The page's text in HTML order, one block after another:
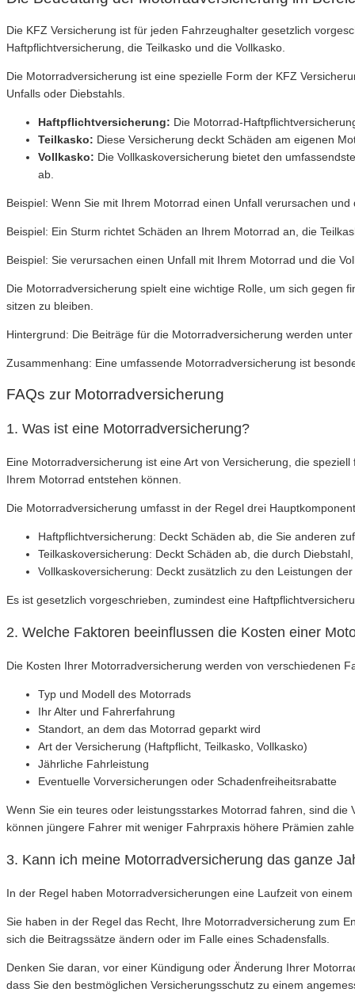
Die KFZ Versicherung ist für jeden Fahrzeughalter gesetzlich
Haftpflichtversicherung, die Teilkasko und die Vollkasko.
Die Motorradversicherung ist eine spezielle Form der KFZ
Unfalls oder Diebstahls.
Haftpflichtversicherung: Die Motorrad-
Teilkasko: Diese Versicherung deckt Schäden am eigenen
Vollkasko: Die Vollkaskoversicherung bietet den
ab.
Beispiel: Wenn Sie mit Ihrem Motorrad einen Unfall verursachen
Beispiel: Ein Sturm richtet Schäden an Ihrem Motorrad an, die
Beispiel: Sie verursachen einen Unfall mit Ihrem Motorrad und die
Die Motorradversicherung spielt eine wichtige Rolle, um sich gegen
sitzen zu bleiben.
Hintergrund: Die Beiträge für die Motorradversicherung werden
Zusammenhang: Eine umfassende Motorradversicherung ist
FAQs zur Motorradversicherung
1. Was ist eine Motorradversicherung?
Eine Motorradversicherung ist eine Art von Versicherung, die
Ihrem Motorrad entstehen können.
Die Motorradversicherung umfasst in der Regel drei
Haftpflichtversicherung: Deckt Schäden ab, die Sie anderen
Teilkaskoversicherung: Deckt Schäden ab, die durch
Vollkaskoversicherung: Deckt zusätzlich zu den Leistungen
Es ist gesetzlich vorgeschrieben, zumindest eine
2. Welche Faktoren beeinflussen die Kosten einer
Die Kosten Ihrer Motorradversicherung werden von verschiedenen
Typ und Modell des Motorrads
Ihr Alter und Fahrerfahrung
Standort, an dem das Motorrad geparkt wird
Art der Versicherung (Haftpflicht, Teilkasko, Vollkasko)
Jährliche Fahrleistung
Eventuelle Vorversicherungen oder Schadenfreiheitsrabatte
Wenn Sie ein teures oder leistungsstarkes Motorrad fahren, sind
können jüngere Fahrer mit weniger Fahrpraxis höhere Prämien
3. Kann ich meine Motorradversicherung das ganze
In der Regel haben Motorradversicherungen eine Laufzeit von
Sie haben in der Regel das Recht, Ihre Motorradversicherung zum
sich die Beitragssätze ändern oder im Falle eines Schadensfalls.
Denken Sie daran, vor einer Kündigung oder Änderung Ihrer
dass Sie den bestmöglichen Versicherungsschutz zu einem